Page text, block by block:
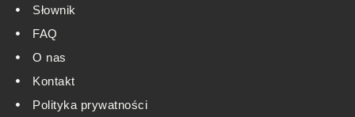
Słownik
FAQ
O nas
Kontakt
Polityka prywatności